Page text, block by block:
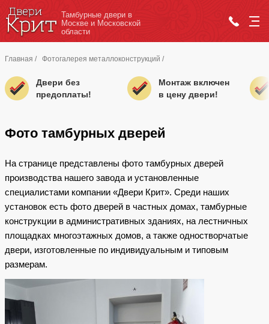
Тамбурные двери в
Москве и Московской
области
Главная / Фотогалерея металлоконструкций /
Двери без
предоплаты!
Монтаж включен
в цену двери!
Фото тамбурных дверей
На странице представлены фото тамбурных дверей
производства нашего завода и установленные
специалистами компании «Двери Крит». Среди наших
установок есть фото дверей в частных домах, тамбурные
конструкции в административных зданиях, на лестничных
площадках многоэтажных домов, а также одностворчатые
двери, изготовленные по индивидуальным и типовым
размерам.